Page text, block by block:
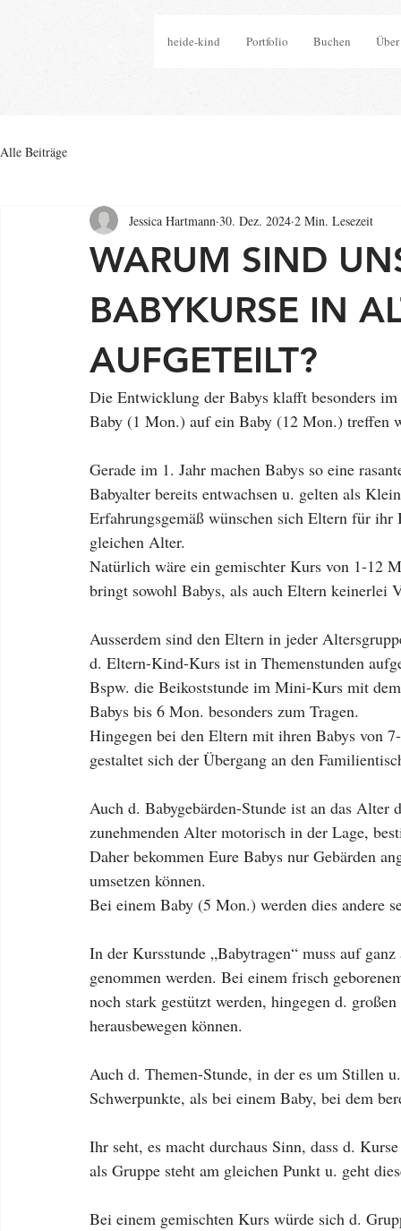
heide-kind Portfolio Buchen
Alle Beiträge
WARUM SIND
BABYKURSE IN
AUFGETEILT?
Jessica Hartmann 30. Dez. 2024 2 Min. Lesezeit
Die Entwicklung der Babys klafft besonders
Baby (1 Mon.) auf ein Baby (12 Mon.) treffen
Gerade im 1. Jahr machen Babys so eine
Babyalter bereits entwachsen u. gelten als
Erfahrungsgemäß wünschen sich Eltern für
gleichen Alter.
Natürlich wäre ein gemischter Kurs von 1-12
bringt sowohl Babys, als auch Eltern keinerlei
Ausserdem sind den Eltern in jeder
d. Eltern-Kind-Kurs ist in Themenstunden
Bspw. die Beikoststunde im Mini-Kurs mit
Babys bis 6 Mon. besonders zum Tragen.
Hingegen bei den Eltern mit ihren Babys von
gestaltet sich der Übergang an den
Auch d. Babygebärden-Stunde ist an das
zunehmenden Alter motorisch in der Lage,
Daher bekommen Eure Babys nur Gebärden
umsetzen können.
Bei einem Baby (5 Mon.) werden dies andere
In der Kursstunde „Babytragen“ muss auf
genommen werden. Bei einem frisch
noch stark gestützt werden, hingegen d.
herausbewegen können.
Auch d. Themen-Stunde, in der es um Stillen
Schwerpunkte, als bei einem Baby, bei dem
Ihr seht, es macht durchaus Sinn, dass d.
als Gruppe steht am gleichen Punkt u. geht
Bei einem gemischten Kurs würde sich d.